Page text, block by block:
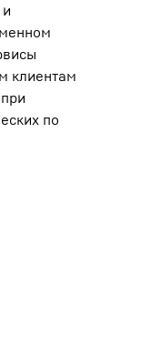
клиентам
по